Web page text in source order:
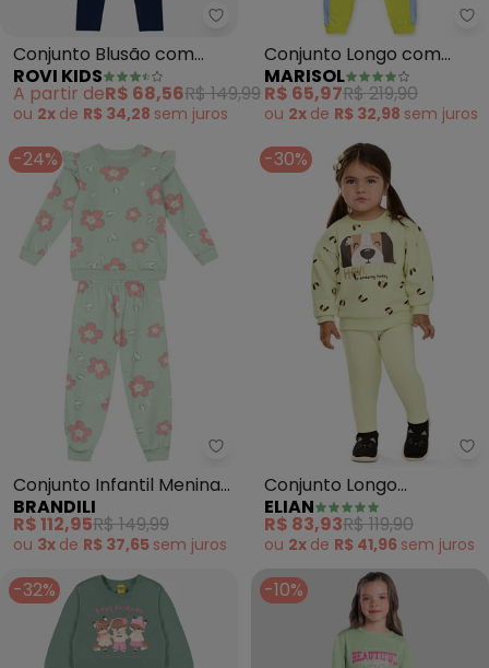
Rovi Kids - Conjunto Blusão
Conjunto Blusão com
Legging Molecotton
(Verde)
ROVI KIDS
A partir deR$ 68,56R$ 149,99
ou 2x de R$ 34,28 sem juros
Conjunto Longo com
Capuz Moletom Infantil
Feminino
MARISOL
R$ 65,97R$ 219,90
ou 2x de R$ 32,98 sem juros
-24%
Brandili - Conjunto Infantil
Conjunto Infantil Menina
Floral (Verde)
BRANDILI
R$ 112,95R$ 149,99
ou 3x de R$ 37,65 sem juros
-30%
Conjunto Longo
Cachorrinhos Infantil
(Verde)
ELIAN
R$ 83,93R$ 119,90
ou 2x de R$ 41,96 sem juros
-32% -10%